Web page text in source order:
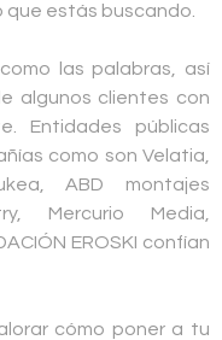
que estás buscando.
las palabras, así
algunos clientes con
Entidades públicas
como son Velatia,
ABD montajes
Mercurio Media,
EROSKI confían
cómo poner a tu